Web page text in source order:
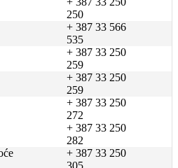
250
+ 387 33 566
535
+ 387 33 250
259
+ 387 33 250
259
+ 387 33 250
272
+ 387 33 250
282
+ 387 33 250
305